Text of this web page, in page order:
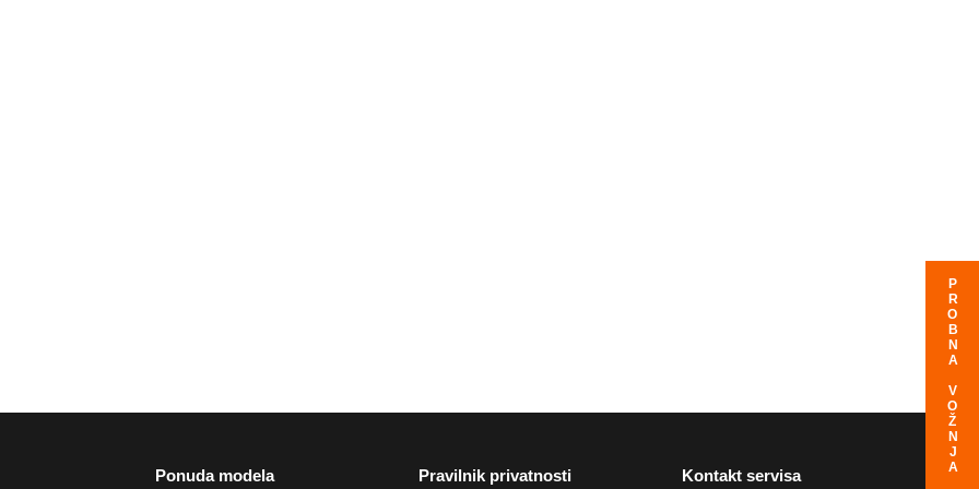
Ponuda modela Pravilnik privatnosti Kontakt servisa
PROBNA VOŽNJA